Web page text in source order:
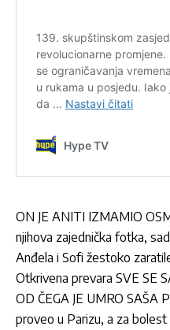
ON JE ANITI IZMAMIO
njihova zajednička fotka,
Anđela i Sofi žestoko
Otkrivena prevara SVE SE
OD ČEGA JE UMRO SAŠA
proveo u Parizu, a za